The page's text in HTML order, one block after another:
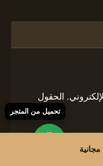
الحقول
تحميل من المتجر